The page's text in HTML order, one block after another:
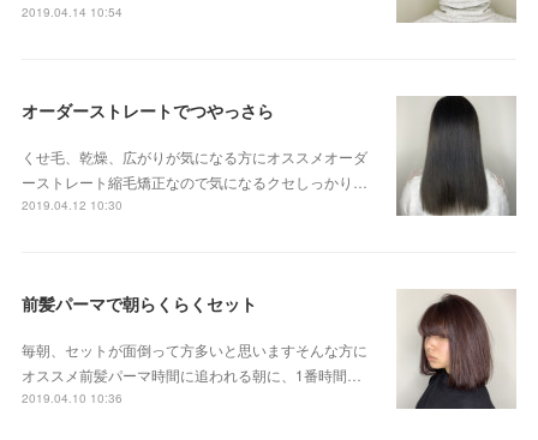
2019.04.14 10:54
オーダーストレートでつやっさら
くせ毛、乾燥、広がりが気になる方にオススメオーダ
ーストレート縮毛矯正なので気になるクセしっかり…
2019.04.12 10:30
前髪パーマで朝らくらくセット
毎朝、セットが面倒って方多いと思いますそんな方に
オススメ前髪パーマ時間に追われる朝に、1番時間…
2019.04.10 10:36